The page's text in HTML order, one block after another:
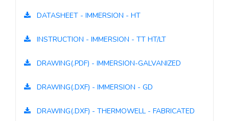
DATASHEET - IMMERSION - HT
INSTRUCTION - IMMERSION - TT HT/LT
DRAWING(.PDF) - IMMERSION-GALVANIZED
DRAWING(.DXF) - IMMERSION - GD
DRAWING(.DXF) - THERMOWELL - FABRICATED